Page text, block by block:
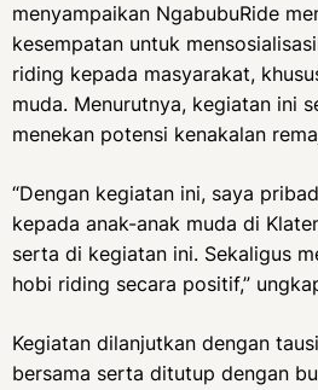
menyampaikan NgabubuRide
kesempatan untuk
riding kepada masyarakat,
muda. Menurutnya, kegiatan ini
menekan potensi kenakalan
“Dengan kegiatan ini, saya
kepada anak-anak muda di
serta di kegiatan ini. Sekaligus
hobi riding secara positif,”
Kegiatan dilanjutkan dengan
bersama serta ditutup dengan